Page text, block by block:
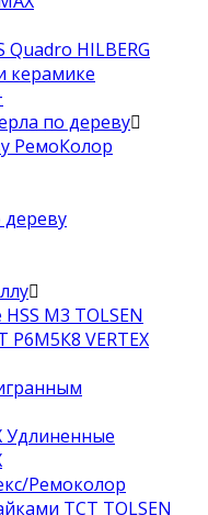
Quadro HILBERG
керамике
по дереву
РемоКолор
M3 TOLSEN
Р6М5К8 VERTEX
Удлиненные
Ремоколор
TCT TOLSEN